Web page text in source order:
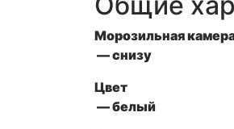
Морозильная
— снизу
Цвет
— белый